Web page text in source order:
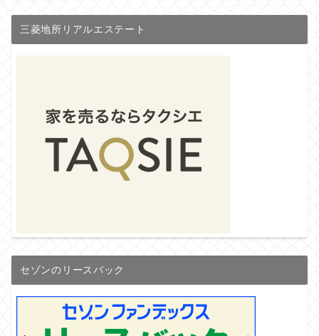
三菱地所リアルエステート
セゾンのリースバック